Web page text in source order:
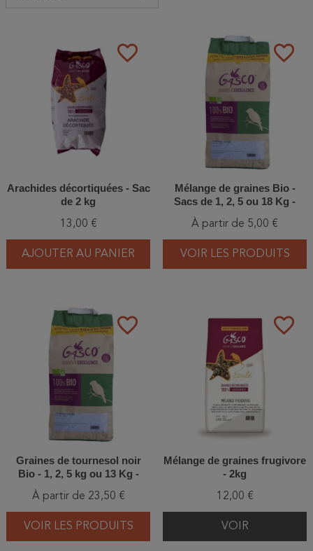
favorite_border
Arachides décortiquées - Sac
de 2 kg
13,00 €
AJOUTER AU PANIER
favorite_border
Mélange de graines Bio -
Sacs de 1, 2, 5 ou 18 Kg -
À partir de 5,00 €
VOIR LES PRODUITS
favorite_border
Graines de tournesol noir
Bio - 1, 2, 5 kg ou 13 Kg -
À partir de 23,50 €
VOIR LES PRODUITS
favorite_border
Mélange de graines frugivore
- 2kg
12,00 €
VOIR